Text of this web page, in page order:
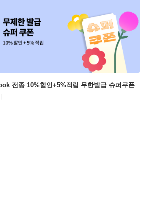
전종 10%할인+5%적립 무한발급 슈퍼쿠폰